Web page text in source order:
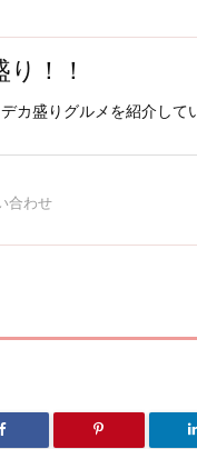
！！
カ盛りグルメを紹介して
合わせ